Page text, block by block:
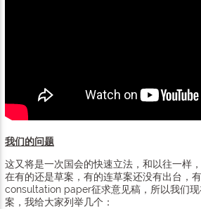
我们的问题
这又将是一次国会的快速立法，和以往一样
在有的还是草案，有的连草案还没有出台，
consultation paper征求意见稿，所以我们
案，我给大家列举几个：